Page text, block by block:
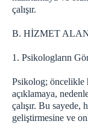
çalışır.
B. HİZMET
1. Psikologların
Psikolog; öncelikle
açıklamaya,
çalışır. Bu sayede,
geliştirmesine ve